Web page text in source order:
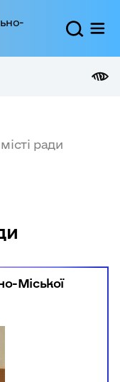
ради
Міської